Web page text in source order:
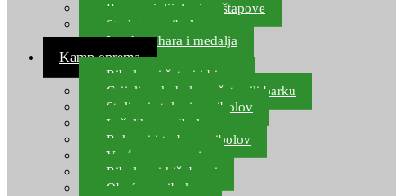
Rezervni dijelovi za štapove
Starlete za ribolov
Izrada pehara i medalja
Kamp oprema
Ribolovni šatori i bivvy
Grijalice, kuhala za šator ili barku
Stolice i stolovi za ribolov
Ležaljke za ribolov
Ruksaci i torbe za ribolov
Vreće za spavanje
Ribolovni kišobrani
Obuća za ribolov